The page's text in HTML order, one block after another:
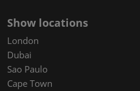
Show locations
London
Dubai
Sao Paulo
Cape Town